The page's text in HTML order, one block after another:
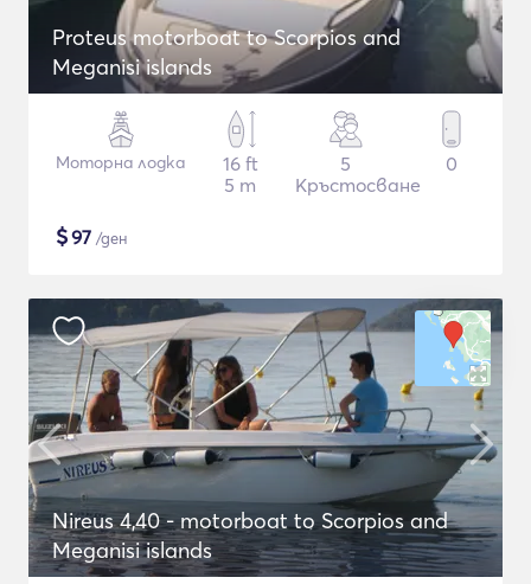
Proteus motorboat to Scorpios and
Meganisi islands
Моторна лодка
16 ft
5 m
5
Кръстосване
0
$97 /ден
Nireus 4,40 - motorboat to Scorpios and
Meganisi islands